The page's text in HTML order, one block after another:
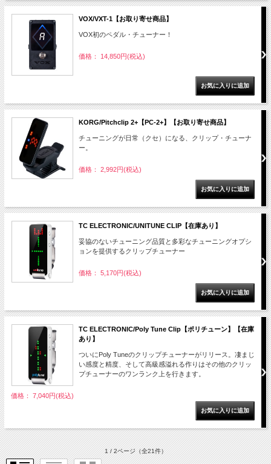
VOX/VXT-1【お取り寄せ商品】
VOX初のペダル・チューナー！
価格： 14,850円(税込)
KORG/Pitchclip 2+【PC-2+】【お取り寄せ商品】
チューニングが日常（クセ）になる、クリップ・チューナ
ー。
価格： 2,992円(税込)
TC ELECTRONIC/UNITUNE CLIP【在庫あり】
妥協のないチューニング品質と多彩なチューニングオプシ
ョンを提供するクリップチューナー
価格： 5,170円(税込)
TC ELECTRONIC/Poly Tune Clip【ポリチューン】【在庫
あり】
ついにPoly Tuneのクリップチューナーがリリース。凄まじ
い感度と精度、そして高級感溢れる作りはその他のクリッ
プチューナーのワンランク上を行きます。
価格： 7,040円(税込)
1 / 2ページ（全21件）